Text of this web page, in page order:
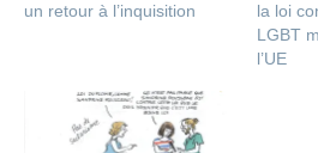
un retour à l’inquisition
la loi
LGBT
l’UE